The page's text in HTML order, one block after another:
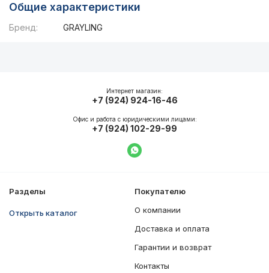
Общие характеристики
Бренд: GRAYLING
Разделы
Открыть каталог
Покупателю
О компании
Доставка и оплата
Гарантии и возврат
Контакты
Интернет магазин:
+7 (924) 924-16-46
Офис и работа с юридическими лицами:
+7 (924) 102-29-99
Написать в WhatsApp